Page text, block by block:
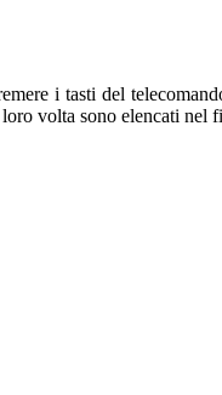
i tasti del
volta sono elencati nel